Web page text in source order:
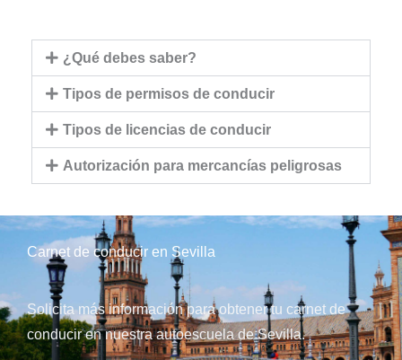
¿Qué debes saber?
Tipos de permisos de conducir
Tipos de licencias de conducir
Autorización para mercancías peligrosas
Carnet de conducir en Sevilla
Solicita más información para obtener tu carnet de
conducir en nuestra autoescuela de Sevilla.